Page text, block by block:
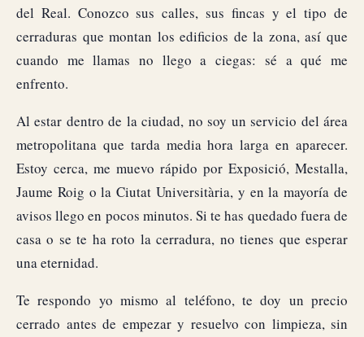
del Real. Conozco sus calles, sus fincas y el tipo de
cerraduras que montan los edificios de la zona, así que
cuando me llamas no llego a ciegas: sé a qué me
enfrento.
Al estar dentro de la ciudad, no soy un servicio del área
metropolitana que tarda media hora larga en aparecer.
Estoy cerca, me muevo rápido por Exposició, Mestalla,
Jaume Roig o la Ciutat Universitària, y en la mayoría de
avisos llego en pocos minutos. Si te has quedado fuera de
casa o se te ha roto la cerradura, no tienes que esperar
una eternidad.
Te respondo yo mismo al teléfono, te doy un precio
cerrado antes de empezar y resuelvo con limpieza, sin